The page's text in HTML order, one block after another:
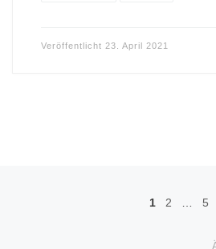
Veröffentlicht 23. April 2021
Beitragsnavigation
1 2 … 5